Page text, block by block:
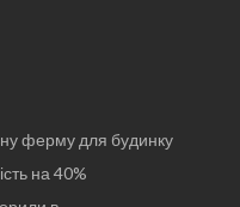
ферму для будинку
на 40%